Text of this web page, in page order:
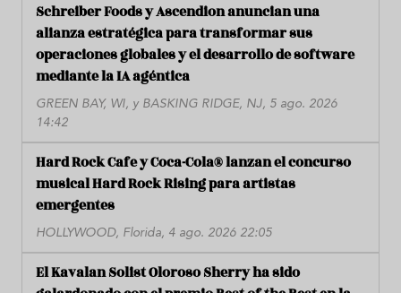
Schreiber Foods y Ascendion anuncian una
alianza estratégica para transformar sus
operaciones globales y el desarrollo de software
mediante la IA agéntica
GREEN BAY, WI, y BASKING RIDGE, NJ, 5 ago. 2026
14:42
Hard Rock Cafe y Coca-Cola® lanzan el concurso
musical Hard Rock Rising para artistas
emergentes
HOLLYWOOD, Florida, 4 ago. 2026 22:05
El Kavalan Solist Oloroso Sherry ha sido